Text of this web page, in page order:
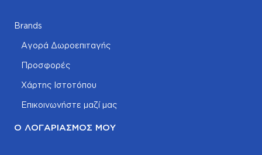
Brands
Αγορά Δωροεπιταγής
Προσφορές
Χάρτης Ιστοτόπου
Επικοινωνήστε μαζί μας
Ο ΛΟΓΑΡΙΑΣΜΌΣ ΜΟΥ